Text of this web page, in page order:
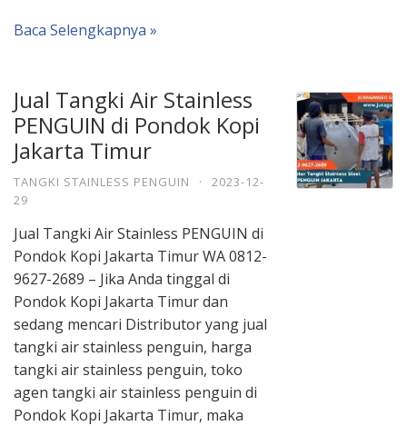
Baca Selengkapnya »
Jual Tangki Air Stainless
PENGUIN di Pondok Kopi
Jakarta Timur
TANGKI STAINLESS PENGUIN ·
2023-12-
29
Jual Tangki Air Stainless PENGUIN di
Pondok Kopi Jakarta Timur WA 0812-
9627-2689 – Jika Anda tinggal di
Pondok Kopi Jakarta Timur dan
sedang mencari Distributor yang jual
tangki air stainless penguin, harga
tangki air stainless penguin, toko
agen tangki air stainless penguin di
Pondok Kopi Jakarta Timur, maka